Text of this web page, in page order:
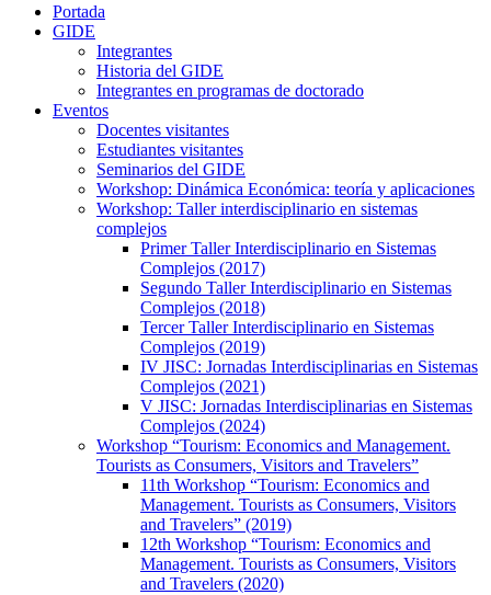
Portada
GIDE
Integrantes
Historia del GIDE
Integrantes en programas de doctorado
Eventos
Docentes visitantes
Estudiantes visitantes
Seminarios del GIDE
Workshop: Dinámica Económica: teoría y aplicaciones
Workshop: Taller interdisciplinario en sistemas
complejos
Primer Taller Interdisciplinario en Sistemas
Complejos (2017)
Segundo Taller Interdisciplinario en Sistemas
Complejos (2018)
Tercer Taller Interdisciplinario en Sistemas
Complejos (2019)
IV JISC: Jornadas Interdisciplinarias en Sistemas
Complejos (2021)
V JISC: Jornadas Interdisciplinarias en Sistemas
Complejos (2024)
Workshop “Tourism: Economics and Management.
Tourists as Consumers, Visitors and Travelers”
11th Workshop “Tourism: Economics and
Management. Tourists as Consumers, Visitors
and Travelers” (2019)
12th Workshop “Tourism: Economics and
Management. Tourists as Consumers, Visitors
and Travelers (2020)